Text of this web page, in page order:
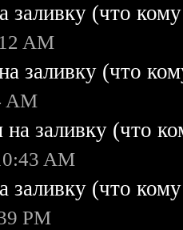
заливку (что
AM
заливку (что
AM
заливку (что
AM
заливку (что
PM